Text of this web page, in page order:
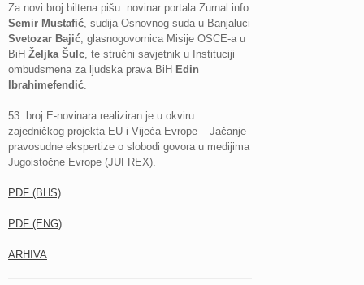
Za novi broj biltena pišu: novinar portala Zurnal.info
Semir Mustafić , sudija Osnovnog suda u Banjaluci
Svetozar Bajić , glasnogovornica Misije OSCE-a u
BiH Željka Šulc , te stručni savjetnik u Instituciji
ombudsmena za ljudska prava BiH Edin
Ibrahimefendić
53. broj E-novinara realiziran je u okviru
zajedničkog projekta EU i Vijeća Evrope – Jačanje
pravosudne ekspertize o slobodi govora u medijima
Jugoistočne Evrope (JUFREX).
PDF (BHS)
PDF (ENG)
ARHIVA